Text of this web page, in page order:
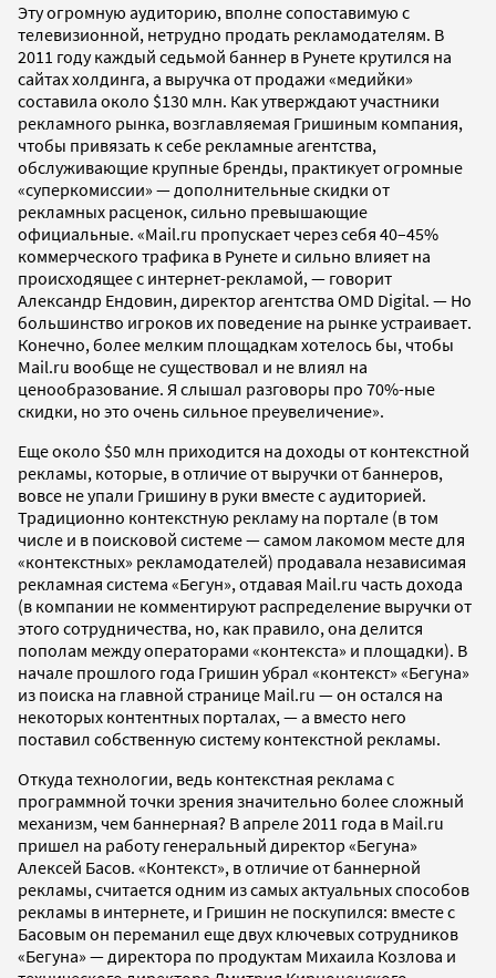
Эту огромную аудиторию, вполне сопоставимую с
телевизионной, нетрудно продать рекламодателям. В
2011 году каждый седьмой баннер в Рунете крутился на
сайтах холдинга, а выручка от продажи «медийки»
составила около $130 млн. Как утверждают участники
рекламного рынка, возглавляемая Гришиным компания,
чтобы привязать к себе рекламные агентства,
обслуживающие крупные бренды, практикует огромные
«суперкомиссии» — дополнительные скидки от
рекламных расценок, сильно превышающие
официальные. «Mail.ru пропускает через себя 40–45%
коммерческого трафика в Рунете и сильно влияет на
происходящее с интернет-рекламой, — говорит
Александр Ендовин, директор агентства OMD Digital. — Но
большинство игроков их поведение на рынке устраивает.
Конечно, более мелким площадкам хотелось бы, чтобы
Mail.ru вообще не существовал и не влиял на
ценообразование. Я слышал разговоры про 70%-ные
скидки, но это очень сильное преувеличение».
Еще около $50 млн приходится на доходы от контекстной
рекламы, которые, в отличие от выручки от баннеров,
вовсе не упали Гришину в руки вместе с аудиторией.
Традиционно контекстную рекламу на портале (в том
числе и в поисковой системе — самом лакомом месте для
«контекстных» рекламодателей) продавала независимая
рекламная система «Бегун», отдавая Mail.ru часть дохода
(в компании не комментируют распределение выручки от
этого сотрудничества, но, как правило, она делится
пополам между операторами «контекста» и площадки). В
начале прошлого года Гришин убрал «контекст» «Бегуна»
из поиска на главной странице Mail.ru — он остался на
некоторых контентных порталах, — а вместо него
поставил собственную систему контекстной рекламы.
Откуда технологии, ведь контекстная реклама с
программной точки зрения значительно более сложный
механизм, чем баннерная? В апреле 2011 года в Mail.ru
пришел на работу генеральный директор «Бегуна»
Алексей Басов. «Контекст», в отличие от баннерной
рекламы, считается одним из самых актуальных способов
рекламы в интернете, и Гришин не поскупился: вместе с
Басовым он переманил еще двух ключевых сотрудников
«Бегуна» — директора по продуктам Михаила Козлова и